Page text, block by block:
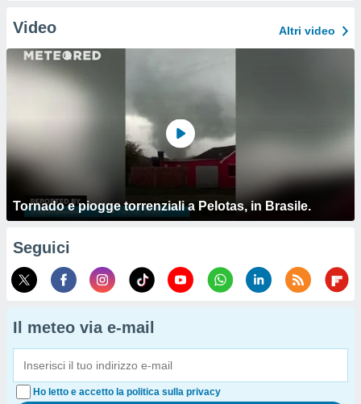
Video Altri video
Tornado e piogge torrenziali a Pelotas, in Brasile.
Seguici
Il meteo via e-mail
Ho letto e accetto la politica sulla privacy